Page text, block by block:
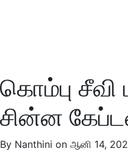
கொம்பு சீவி
சின்ன
By Nanthini on ஆனி 14,